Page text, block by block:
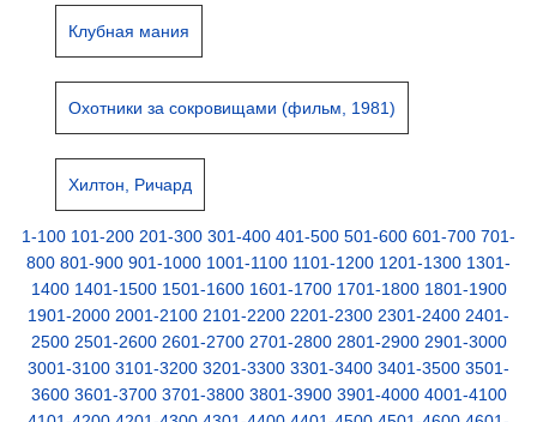
Клубная мания
Охотники за сокровищами (фильм, 1981)
Хилтон, Ричард
1-100 101-200 201-300 301-400 401-500 501-600 601-700 701-
800 801-900 901-1000 1001-1100 1101-1200 1201-1300 1301-
1400 1401-1500 1501-1600 1601-1700 1701-1800 1801-1900
1901-2000 2001-2100 2101-2200 2201-2300 2301-2400 2401-
2500 2501-2600 2601-2700 2701-2800 2801-2900 2901-3000
3001-3100 3101-3200 3201-3300 3301-3400 3401-3500 3501-
3600 3601-3700 3701-3800 3801-3900 3901-4000 4001-4100